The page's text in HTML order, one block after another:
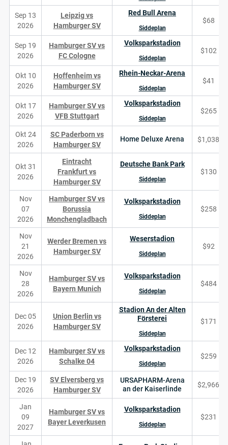
Sep 13
2026
Leipzig vs
Hamburger SV
Red Bull Arena
Siddeplan
$68
Sep 19
2026
Hamburger SV vs
FC Cologne
Volksparkstadion
Siddeplan
$102
Okt 10
2026
Hoffenheim vs
Hamburger SV
Rhein-Neckar-Arena
Siddeplan
$41
Okt 17
2026
Hamburger SV vs
VFB Stuttgart
Volksparkstadion
Siddeplan
$265
Okt 24
2026
SC Paderborn vs
Hamburger SV
Home Deluxe Arena $1,038
Okt 31
2026
Eintracht
Frankfurt vs
Hamburger SV
Deutsche Bank Park
Siddeplan
$130
Nov
07
2026
Hamburger SV vs
Borussia
Monchengladbach
Volksparkstadion
Siddeplan
$258
Nov
21
2026
Werder Bremen vs
Hamburger SV
Weserstadion
Siddeplan
$92
Nov
28
2026
Hamburger SV vs
Bayern Munich
Volksparkstadion
Siddeplan
$484
Dec 05
2026
Union Berlin vs
Hamburger SV
Stadion An der Alten
Försterei
Siddeplan
$171
Dec 12
2026
Hamburger SV vs
Schalke 04
Volksparkstadion
Siddeplan
$259
Dec 19
2026
SV Elversberg vs
Hamburger SV
URSAPHARM-Arena
an der Kaiserlinde
$2,966
Jan
09
2027
Hamburger SV vs
Bayer Leverkusen
Volksparkstadion
Siddeplan
$231